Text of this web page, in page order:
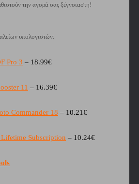
την αγορά σας ξέγνοιαστη!
υπολογιστών:
Pro 3 – 18.99€
11 – 16.39€
Commander 18 – 10.21€
Subscription – 10.24€